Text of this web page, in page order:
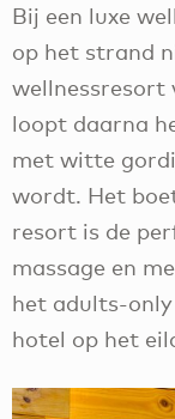
Bij een luxe
op het strand
wellnessresort
loopt daarna
met witte
wordt. Het
resort is de
massage en
het adults-
hotel op het